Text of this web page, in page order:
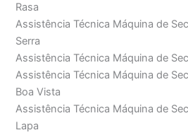
Rasa
Assistência Técnica Máquina de
Serra
Assistência Técnica Máquina de
Assistência Técnica Máquina de
Boa Vista
Assistência Técnica Máquina de
Lapa